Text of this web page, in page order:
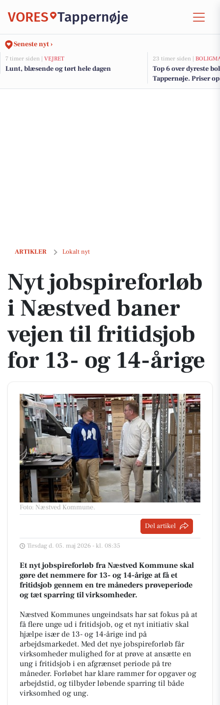
VORES Tappernøje
Seneste nyt ›
7 timer siden | VEJRET
Lunt, blæsende og tørt hele dagen
23 timer siden |
Top 6 over dyreste
Tappernøje. Priser
ARTIKLER Lokalt nyt
Nyt jobspireforløb i Næstved baner vejen til fritidsjob for 13- og 14-
Nyt jobspireforløb
i Næstved baner
vejen til fritidsjob
for 13- og 14-årige
Foto: Næstved Kommune.
Del artikel
Tirsdag d. 05. maj 2026 - kl. 08:35
Et nyt jobspireforløb fra Næstved Kommune skal
gøre det nemmere for 13- og 14-årige at få et
fritidsjob gennem en tre måneders prøveperiode
og tæt sparring til virksomheder.
Næstved Kommunes ungeindsats har sat fokus på at
få flere unge ud i fritidsjob, og et nyt initiativ skal
hjælpe især de 13- og 14-årige ind på
arbejdsmarkedet. Med det nye jobspireforløb får
virksomheder mulighed for at prøve at ansætte en
ung i fritidsjob i en afgrænset periode på tre
måneder. Forløbet har klare rammer for opgaver og
arbejdstid, og tilbyder løbende sparring til både
virksomhed og ung.